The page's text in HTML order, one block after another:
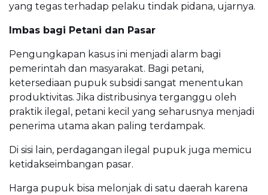
yang tegas terhadap pelaku tindak pidana, ujarnya.
Imbas bagi Petani dan Pasar
Pengungkapan kasus ini menjadi alarm bagi
pemerintah dan masyarakat. Bagi petani,
ketersediaan pupuk subsidi sangat menentukan
produktivitas. Jika distribusinya terganggu oleh
praktik ilegal, petani kecil yang seharusnya menjadi
penerima utama akan paling terdampak.
Di sisi lain, perdagangan ilegal pupuk juga memicu
ketidakseimbangan pasar.
Harga pupuk bisa melonjak di satu daerah karena